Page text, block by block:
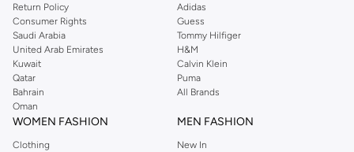
Key Features:
Signature Designs: Experience the iconic Karl Lagerfeld look.
Premium Quality: Enjoy superior materials and craftsmanship.
Versatile Style: Pieces that transition effortlessly from day to night.
Fashion-Forward:Stay ahead of trends with contemporary designs.
Shop with Confidence
Return Policy
Consumer Rights
Saudi Arabia
United Arab Emirates
Kuwait
Qatar
Bahrain
Oman
Adidas
Guess
Tommy Hilfiger
H&M
Calvin Klein
Puma
All Brands
WOMEN FASHION
Clothing
MEN FASHION
New In